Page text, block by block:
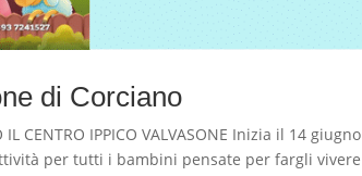
di Corciano
IL CENTRO IPPICO VALVASONE Inizia il 14 giugno
per tutti i bambini pensate per fargli vivere